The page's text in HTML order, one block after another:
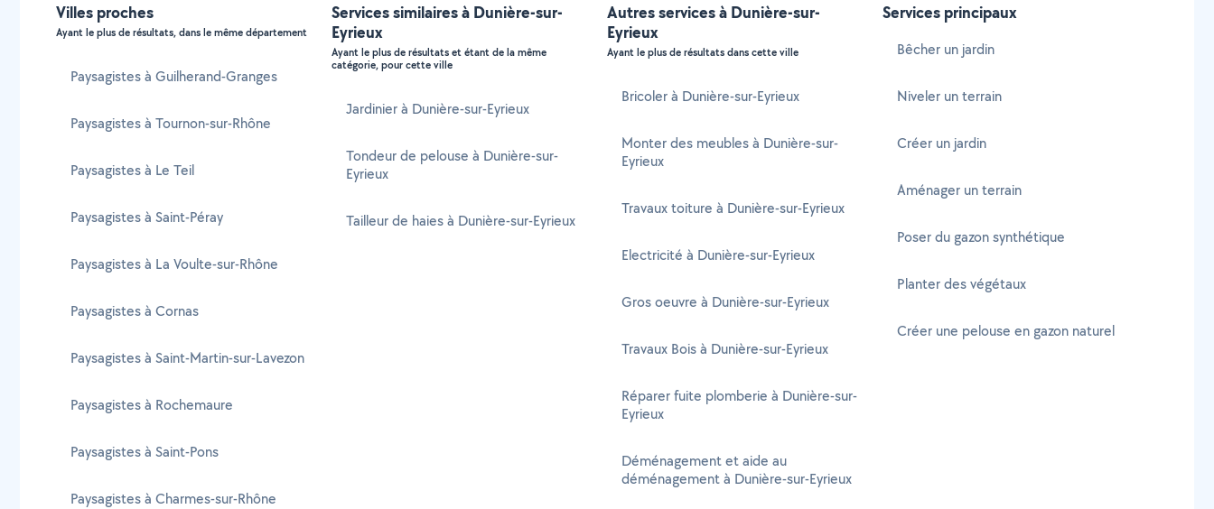
Villes proches
Ayant le plus de résultats, dans le même département
Paysagistes à Guilherand-Granges
Paysagistes à Tournon-sur-Rhône
Paysagistes à Le Teil
Paysagistes à Saint-Péray
Paysagistes à La Voulte-sur-Rhône
Paysagistes à Cornas
Paysagistes à Saint-Martin-sur-Lavezon
Paysagistes à Rochemaure
Paysagistes à Saint-Pons
Paysagistes à Charmes-sur-Rhône
Services similaires à Dunière-sur-
Eyrieux
Ayant le plus de résultats et étant de la même
catégorie, pour cette ville
Jardinier à Dunière-sur-Eyrieux
Tondeur de pelouse à Dunière-sur-
Eyrieux
Tailleur de haies à Dunière-sur-Eyrieux
Autres services à Dunière-sur-
Eyrieux
Ayant le plus de résultats dans cette ville
Bricoler à Dunière-sur-Eyrieux
Monter des meubles à Dunière-sur-
Eyrieux
Travaux toiture à Dunière-sur-Eyrieux
Electricité à Dunière-sur-Eyrieux
Gros oeuvre à Dunière-sur-Eyrieux
Travaux Bois à Dunière-sur-Eyrieux
Réparer fuite plomberie à Dunière-sur-
Eyrieux
Déménagement et aide au
déménagement à Dunière-sur-Eyrieux
Services principaux
Bêcher un jardin
Niveler un terrain
Créer un jardin
Aménager un terrain
Poser du gazon synthétique
Planter des végétaux
Créer une pelouse en gazon naturel